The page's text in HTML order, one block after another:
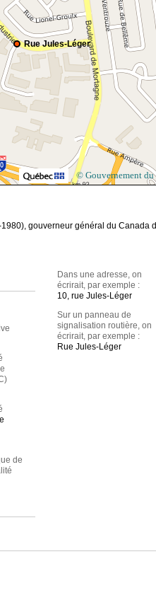
Rue Jules-Léger
© Gouvernement du
gouverneur général du Canada
de
Dans une adresse, on
écrirait, par exemple :
10, rue Jules-Léger
Sur un panneau de
signalisation routière, on
écrirait, par exemple :
Rue Jules-Léger